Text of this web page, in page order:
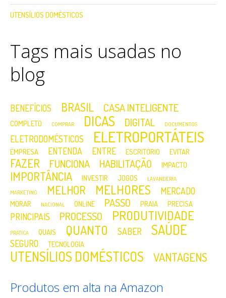
UTENSÍLIOS DOMÉSTICOS
Tags mais usadas no
blog
BENEFÍCIOS BRASIL CASA INTELIGENTE
COMPLETO COMPRAR DICAS DIGITAL DOCUMENTOS
ELETRODOMÉSTICOS ELETROPORTÁTEIS
EMPRESA ENTENDA ENTRE ESCRITÓRIO EVITAR
FAZER FUNCIONA HABILITAÇÃO IMPACTO
IMPORTÂNCIA INVESTIR JOGOS
LAVANDERIA
MARKETING
MELHOR MELHORES MERCADO
MORAR NACIONAL ONLINE PASSO PRAIA PRECISA
PRINCIPAIS PROCESSO PRODUTIVIDADE
PRÁTICA QUAIS QUANTO SABER SAÚDE
SEGURO TECNOLOGIA
UTENSÍLIOS DOMÉSTICOS VANTAGENS
Produtos em alta na Amazon